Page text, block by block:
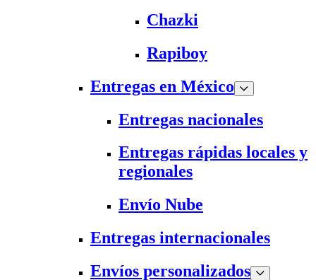
Chazki
Rapiboy
Entregas en México
Entregas nacionales
Entregas rápidas locales y
regionales
Envío Nube
Entregas internacionales
Envíos personalizados